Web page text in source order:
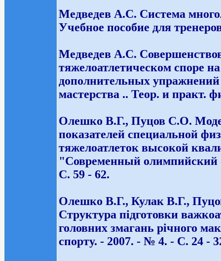
Медведев А.С. Система
Учебное пособие для
Медведев А.С.
тяжелоатлетическом споре
дополнительных упражнений
мастерства .. Теор. и практ.
Олешко В.Г., Пуцов С.О.
показателей специальной
тяжелоатлеток высокой
"Современный олимпийский
С. 59 - 62.
Олешко В.Г., Кулак В.Г.,
Структура підготовки
головних змагань річного
спорту. - 2007. - № 4. - С. 24 -